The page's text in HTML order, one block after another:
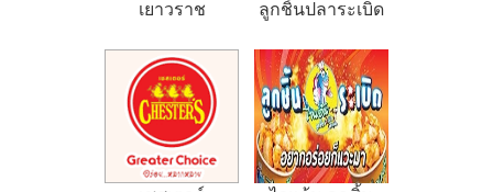
เยาวราช
ลูกชิ้นปลาระเบิด